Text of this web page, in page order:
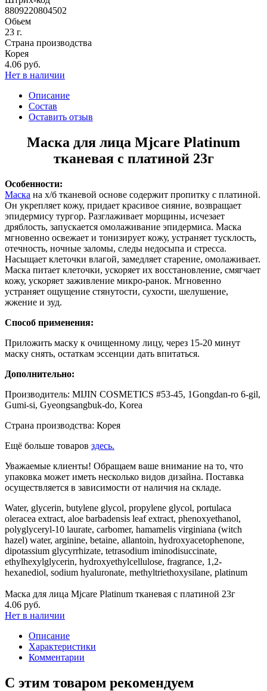
8809220804502
Обьем
23 г.
Страна производства
Корея
4.06 руб.
Нет в наличии
Описание
Состав
Оставить отзыв
Маска для лица Mjcare Platinum
тканевая с платиной 23г
Особенности:
Маска на х/б тканевой основе содержит пропитку с платиной.
Он укрепляет кожу, придает красивое сияние, возвращает
эпидермису тургор. Разглаживает морщины, исчезает
дряблость, запускается омолаживание эпидермиса. Маска
мгновенно освежает и тонизирует кожу, устраняет тусклость,
отечность, ночные заломы, следы недосыпа и стресса.
Насыщает клеточки влагой, замедляет старение, омолаживает.
Маска питает клеточки, ускоряет их восстановление, смягчает
кожу, ускоряет заживление микро-ранок. Мгновенно
устраняет ощущение стянутости, сухости, шелушение,
жжение и зуд.
Способ применения:
Приложить маску к очищенному лицу, через 15-20 минут
маску снять, остаткам эссенции дать впитаться.
Дополнительно:
Производитель: MIJIN COSMETICS #53-45, 1Gongdan-ro 6-gil,
Gumi-si, Gyeongsangbuk-do, Korea
Страна производства: Корея
Ещё больше товаров здесь.
Уважаемые клиенты! Обращаем ваше внимание на то, что
упаковка может иметь несколько видов дизайна. Поставка
осуществляется в зависимости от наличия на складе.
Water, glycerin, butylene glycol, propylene glycol, portulaca
oleracea extract, aloe barbadensis leaf extract, phenoxyethanol,
polyglyceryl-10 laurate, carbomer, hamamelis virginiana (witch
hazel) water, arginine, betaine, allantoin, hydroxyacetophenone,
dipotassium glycyrrhizate, tetrasodium iminodisuccinate,
ethylhexylglycerin, hydroxyethylcellulose, fragrance, 1,2-
hexanediol, sodium hyaluronate, methyltriethoxysilane, platinum
Маска для лица Mjcare Platinum тканевая с платиной 23г
4.06 руб.
Нет в наличии
Описание
Характеристики
Комментарии
С этим товаром рекомендуем